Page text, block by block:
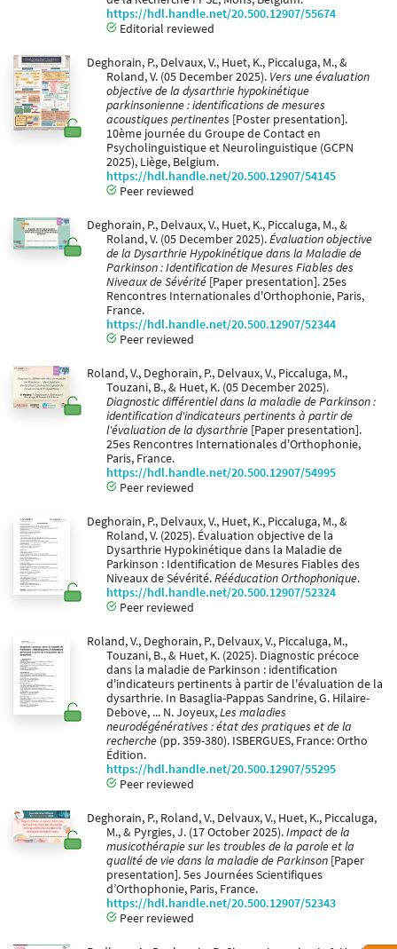
https://hdl.handle.net/20.500.12907/55674
Editorial reviewed
Deghorain, P., Delvaux, V., Huet, K., Piccaluga, M., &
Roland, V. (05 December 2025). Vers une évaluation
objective de la dysarthrie hypokinétique
parkinsonienne : identifications de mesures
acoustiques pertinentes [Poster presentation].
10ème journée du Groupe de Contact en
Psycholinguistique et Neurolinguistique (GCPN
2025), Liège, Belgium.
https://hdl.handle.net/20.500.12907/54145
Peer reviewed
Deghorain, P., Delvaux, V., Huet, K., Piccaluga, M., &
Roland, V. (05 December 2025).Évaluation objective
de la Dysarthrie Hypokinétique dans la Maladie de
Parkinson : Identification de Mesures Fiables des
Niveaux de Sévérité [Paper presentation]. 25es
Rencontres Internationales d'Orthophonie, Paris,
France.
https://hdl.handle.net/20.500.12907/52344
Peer reviewed
Roland, V., Deghorain, P., Delvaux, V., Piccaluga, M.,
Touzani, B., & Huet, K. (05 December 2025).
Diagnostic différentiel dans la maladie de Parkinson :
identification d'indicateurs pertinents à partir de
l'évaluation de la dysarthrie [Paper presentation].
25es Rencontres Internationales d'Orthophonie,
Paris, France.
https://hdl.handle.net/20.500.12907/54995
Peer reviewed
Deghorain, P., Delvaux, V., Huet, K., Piccaluga, M., &
Roland, V. (2025). Évaluation objective de la
Dysarthrie Hypokinétique dans la Maladie de
Parkinson : Identification de Mesures Fiables des
Niveaux de Sévérité.Rééducation Orthophonique.
https://hdl.handle.net/20.500.12907/52324
Peer reviewed
Roland, V., Deghorain, P., Delvaux, V., Piccaluga, M.,
Touzani, B., & Huet, K. (2025). Diagnostic précoce
dans la maladie de Parkinson : identification
d'indicateurs pertinents à partir de l'évaluation de la
dysarthrie. In Basaglia-Pappas Sandrine, G. Hilaire-
Debove, ... N. Joyeux,Les maladies
neurodégénératives : état des pratiques et de la
recherche (pp. 359-380). ISBERGUES, France: Ortho
Édition.
https://hdl.handle.net/20.500.12907/55295
Peer reviewed
Deghorain, P., Roland, V., Delvaux, V., Huet, K., Piccaluga,
M., & Pyrgies, J. (17 October 2025).Impact de la
musicothérapie sur les troubles de la parole et la
qualité de vie dans la maladie de Parkinson [Paper
presentation]. 5es Journées Scientifiques
d’Orthophonie, Paris, France.
https://hdl.handle.net/20.500.12907/52343
Peer reviewed